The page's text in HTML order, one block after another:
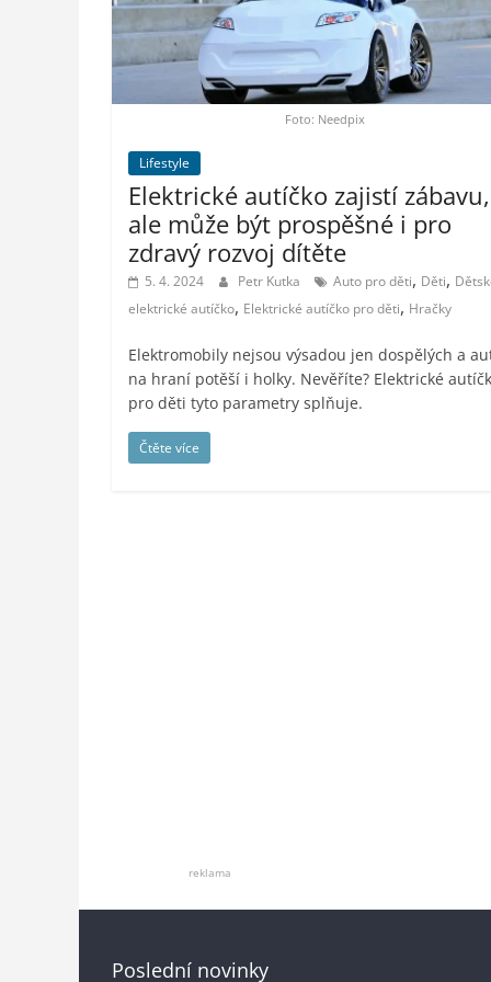
styl,
auto-
moto,
Foto: Needpix
Lifestyle
Elektrické autíčko zajistí zábavu,
ale může být prospěšné i pro
zdravý rozvoj dítěte
5. 4. 2024 Petr Kutka Auto pro děti, Děti,
elektrické autíčko, Elektrické autíčko pro děti, Hračky
Elektromobily nejsou výsadou jen dospělých a
na hraní potěší i holky. Nevěříte? Elektrické
pro děti tyto parametry splňuje.
Čtěte více
reklama
Poslední novinky